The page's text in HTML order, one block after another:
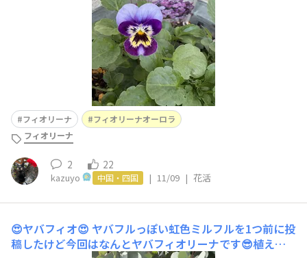
フィオリーナ
フィオリーナオーロラ
フィオリーナ
2 22
kazuyo 中国・四国 | 11/09 | 花活
😍ヤバフィオ😍 ヤバフルっぽい虹色ミルフルを1つ前に投
稿したけど今回はなんとヤバフィオリーナです😎植え付